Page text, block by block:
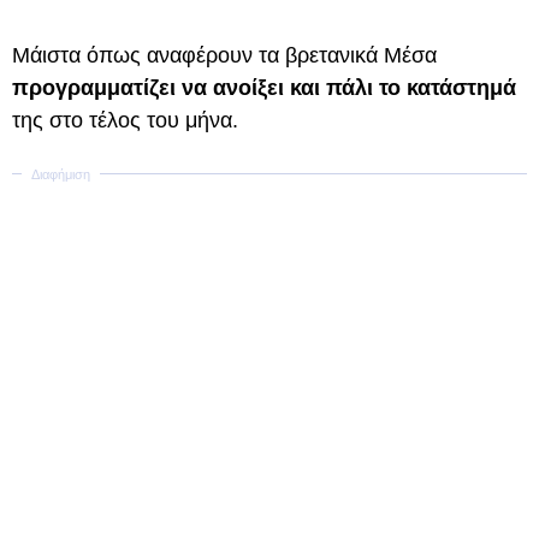
Μάιστα όπως αναφέρουν τα βρετανικά Μέσα
προγραμματίζει να ανοίξει και πάλι το κατάστημά
της στο τέλος του μήνα.